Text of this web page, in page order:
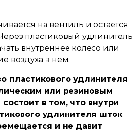
на вентиль и остается
пластиковый удлинитель
внутреннее колесо или
воздуха в нем.
пластикового удлинителя
или резиновым
в том, что внутри
удлинителя шток
и не давит